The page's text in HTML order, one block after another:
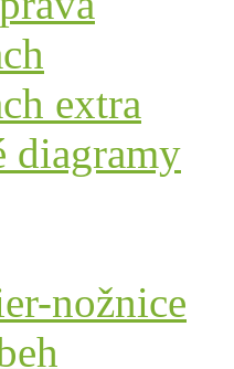
extra
diagramy
nožnice